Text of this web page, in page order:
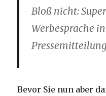
Bloß nicht:
Werbesprache
Bevor Sie nun aber